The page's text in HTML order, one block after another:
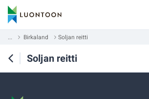
... Birkaland Soljan reitti
Soljan reitti